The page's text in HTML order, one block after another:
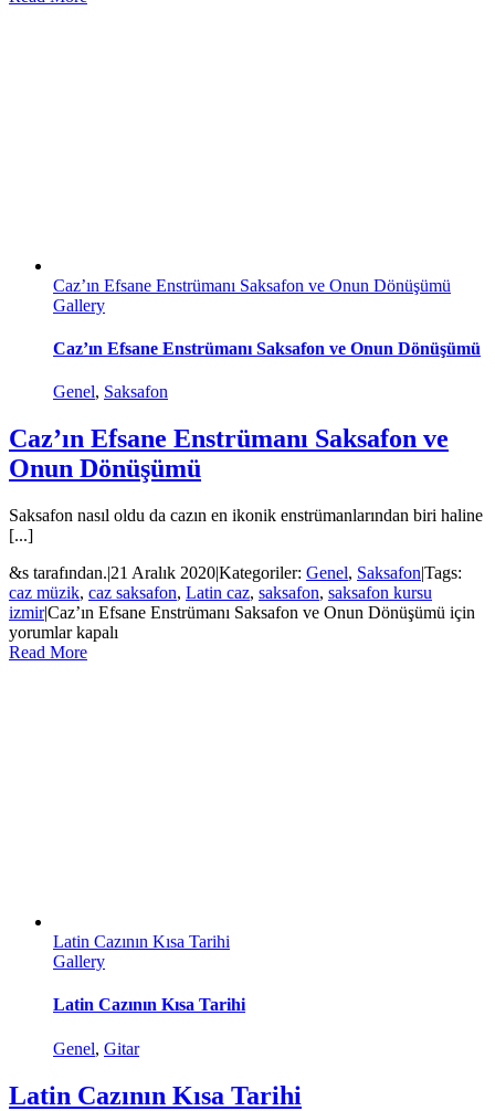
Caz’ın Efsane Enstrümanı Saksafon ve Onun Dönüşümü
Gallery
Caz’ın Efsane Enstrümanı Saksafon ve Onun Dönüşümü
Genel, Saksafon
Caz’ın Efsane Enstrümanı Saksafon ve
Onun Dönüşümü
Saksafon nasıl oldu da cazın en ikonik enstrümanlarından biri haline
[...]
&s tarafından.|21 Aralık 2020|Kategoriler: Genel, Saksafon|Tags:
caz müzik, caz saksafon, Latin caz, saksafon, saksafon kursu
izmir|Caz’ın Efsane Enstrümanı Saksafon ve Onun Dönüşümü için
yorumlar kapalı
Read More
Latin Cazının Kısa Tarihi
Gallery
Latin Cazının Kısa Tarihi
Genel, Gitar
Latin Cazının Kısa Tarihi